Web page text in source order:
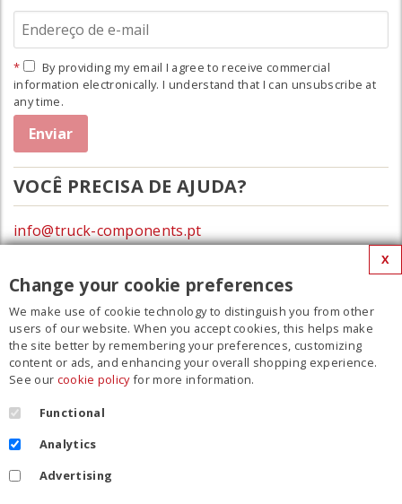
By providing my email I agree to receive commercial
information electronically. I understand that I can unsubscribe at
any time.
VOCÊ PRECISA DE AJUDA?
info@truck-components.pt
MENU
Filme
Contato
Regulamento
Política de privacidade
Your cookie settings
X
Change your cookie preferences
We make use of cookie technology to distinguish you from other
users of our website. When you accept cookies, this helps make
the site better by remembering your preferences, customizing
content or ads, and enhancing your overall shopping experience.
See our cookie policyfor more information.
Functional
Analytics
Advertising